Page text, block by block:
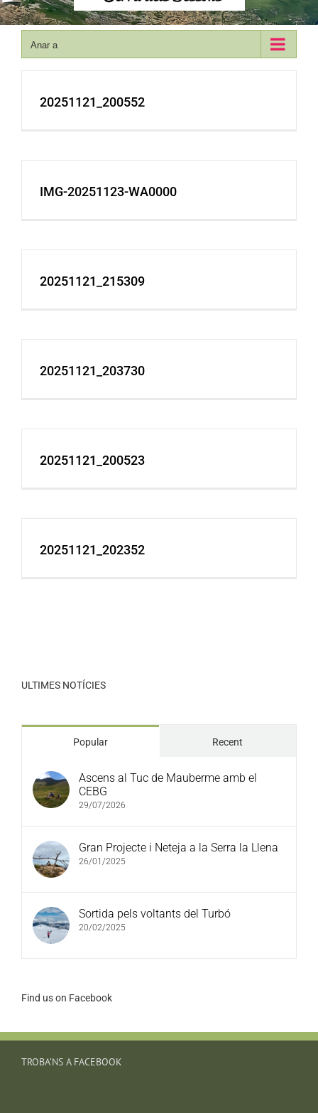
Anar a
20251121_200552
IMG-20251123-WA0000
20251121_215309
20251121_203730
20251121_200523
20251121_202352
ULTIMES NOTÍCIES
Popular Recent
Ascens al Tuc de Mauberme amb el
CEBG
29/07/2026
Gran Projecte i Neteja a la Serra la Llena
26/01/2025
Sortida pels voltants del Turbó
20/02/2025
Find us on Facebook
TROBA’NS A FACEBOOK